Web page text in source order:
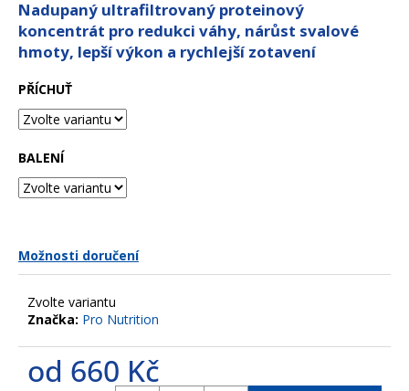
5
hvězdiček.
Nadupaný ultrafiltrovaný proteinový
koncentrát pro redukci váhy, nárůst svalové
hmoty, lepší výkon a rychlejší zotavení
PŘÍCHUŤ
BALENÍ
Možnosti doručení
Zvolte variantu
Značka: Pro Nutrition
od 660 Kč
a
j
t
?
D
o
p
o